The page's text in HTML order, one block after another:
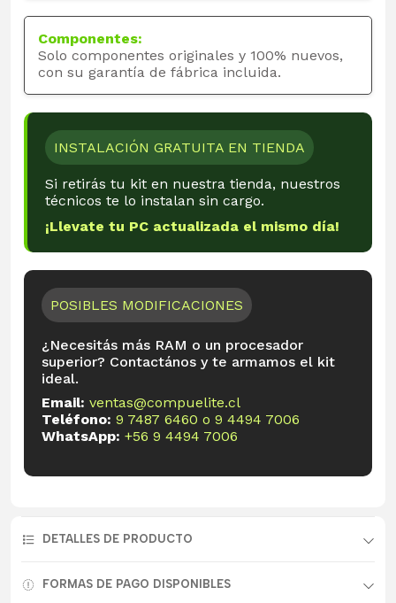
Componentes:
Solo componentes originales y 100% nuevos,
con su garantía de fábrica incluida.
INSTALACIÓN GRATUITA EN TIENDA
Si retirás tu kit en nuestra tienda, nuestros
técnicos te lo instalan sin cargo.
¡Llevate tu PC actualizada el mismo día!
POSIBLES MODIFICACIONES
¿Necesitás más RAM o un procesador
superior? Contactános y te armamos el kit
ideal.
Email: ventas@compuelite.cl
Teléfono: 9 7487 6460 o 9 4494 7006
WhatsApp: +56 9 4494 7006
DETALLES DE PRODUCTO
FORMAS DE PAGO DISPONIBLES